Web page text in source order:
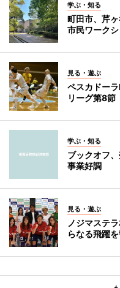
学ぶ・知る
町田市、芹
市民ワーク
見る・遊ぶ
ペスカドー
リーグ第8節
学ぶ・知る
ブックオフ
事業好調
見る・遊ぶ
ノジマステ
らなる飛躍を